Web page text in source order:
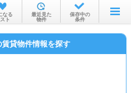
部屋を探す
沿線・駅から
なる
ト
最近見た
物件
保存中の
条件
貸物件情報を探す